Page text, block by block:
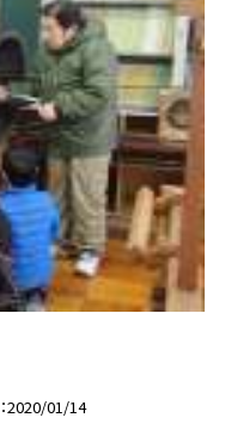
2020/01/14